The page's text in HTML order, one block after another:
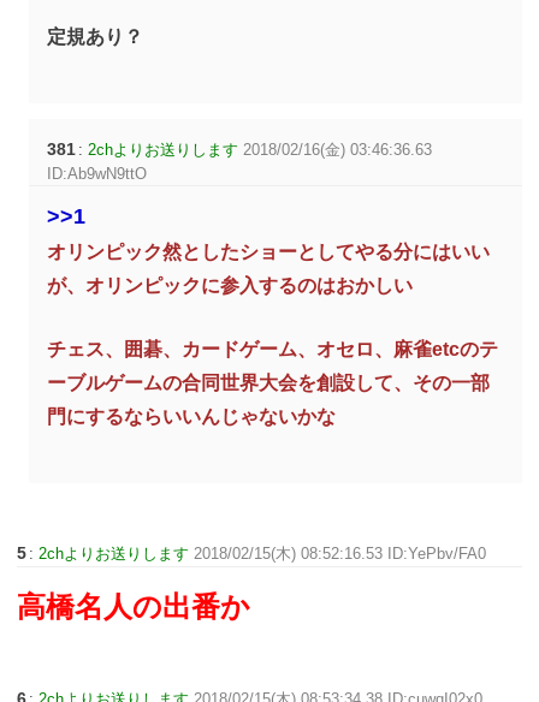
定規あり？
381 : 2chよりお送りします 2018/02/16(金) 03:46:36.63
ID:Ab9wN9ttO
>>1
オリンピック然としたショーとしてやる分にはいい
が、オリンピックに参入するのはおかしい
チェス、囲碁、カードゲーム、オセロ、麻雀etcのテ
ーブルゲームの合同世界大会を創設して、その一部
門にするならいいんじゃないかな
5 :2chよりお送りします 2018/02/15(木) 08:52:16.53 ID:YePbv/FA0
高橋名人の出番か